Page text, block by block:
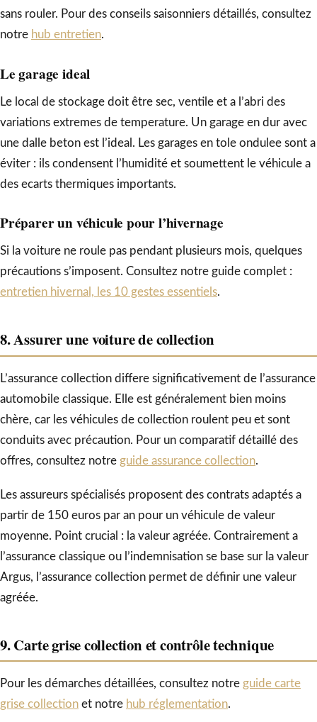
sans rouler. Pour des conseils saisonniers détaillés, consultez
notre hub entretien.
Le garage ideal
Le local de stockage doit être sec, ventile et a l’abri des
variations extremes de temperature. Un garage en dur avec
une dalle beton est l’ideal. Les garages en tole ondulee sont a
éviter : ils condensent l’humidité et soumettent le véhicule a
des ecarts thermiques importants.
Préparer un véhicule pour l’hivernage
Si la voiture ne roule pas pendant plusieurs mois, quelques
précautions s’imposent. Consultez notre guide complet :
entretien hivernal, les 10 gestes essentiels.
8. Assurer une voiture de collection
L’assurance collection differe significativement de l’assurance
automobile classique. Elle est généralement bien moins
chère, car les véhicules de collection roulent peu et sont
conduits avec précaution. Pour un comparatif détaillé des
offres, consultez notre guide assurance collection.
Les assureurs spécialisés proposent des contrats adaptés a
partir de 150 euros par an pour un véhicule de valeur
moyenne. Point crucial : la valeur agréée. Contrairement a
l’assurance classique ou l’indemnisation se base sur la valeur
Argus, l’assurance collection permet de définir une valeur
agréée.
9. Carte grise collection et contrôle technique
Pour les démarches détaillées, consultez notre guide carte
grise collection et notre hub réglementation.